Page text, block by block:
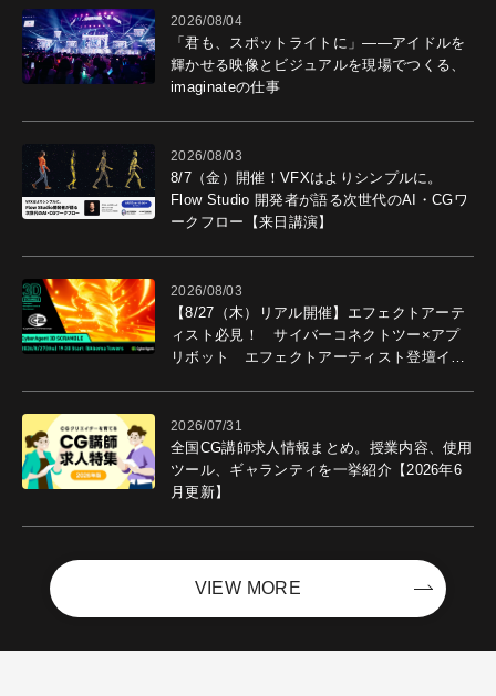
2026/08/04
「君も、スポットライトに」――アイドルを
輝かせる映像とビジュアルを現場でつくる、
imaginateの仕事
2026/08/03
8/7（金）開催！VFXはよりシンプルに。
Flow Studio 開発者が語る次世代のAI・CGワ
ークフロー【来日講演】
2026/08/03
【8/27（木）リアル開催】エフェクトアーテ
ィスト必見！ サイバーコネクトツー×アプ
リボット エフェクトアーティスト登壇イベ
2026/07/31
全国CG講師求人情報まとめ。授業内容、使用
ツール、ギャランティを一挙紹介【2026年6
月更新】
VIEW MORE